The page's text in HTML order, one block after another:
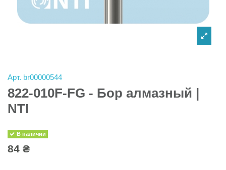
Арт. br00000544
822-010F-FG - Бор алмазный |
NTI
В наличии
84 ₴